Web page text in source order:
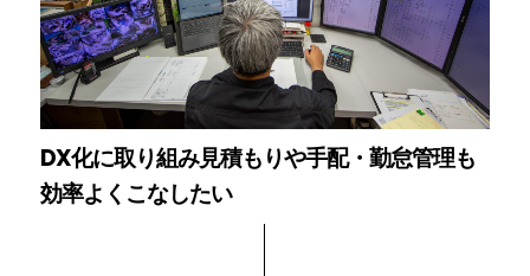
DX化に取り組み見積もりや手配・勤怠管理も
効率よくこなしたい